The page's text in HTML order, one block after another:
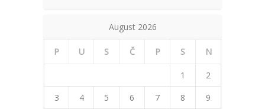
August 2026
P U S Č P S N
1
2
3
4 5 6 7 8
9